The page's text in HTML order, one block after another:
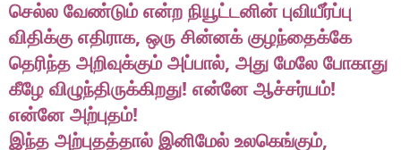
செல்ல வேண்டும் என்ற நியூட்டனின் புவியீர்ப்பு
விதிக்கு எதிராக, ஒரு சின்னக் குழந்தைக்கே
தெரிந்த அறிவுக்கும் அப்பால், அது மேலே போகாது
கீழே விழுந்திருக்கிறது! என்னே ஆச்சர்யம்!
என்னே அற்புதம்!
இந்த அற்புதத்தால் இனிமேல் உலகெங்கும்,